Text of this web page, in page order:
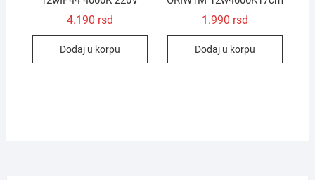
4.190 rsd
Dodaj u korpu
1.990 rsd
Dodaj u korpu